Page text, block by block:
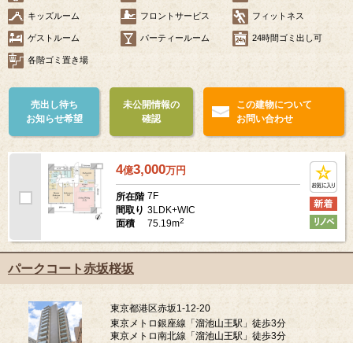
キッズルーム フロントサービス フィットネス
ゲストルーム パーティールーム 24時間ゴミ出し可
各階ゴミ置き場
売出し待ち
お知らせ希望
未公開情報の
確認
この建物について
お問い合わせ
4億3,000万円
所在階 7F
間取り 3LDK+WIC
面積
75.19m2
パークコート赤坂桜坂
東京都港区赤坂1-12-20
東京メトロ銀座線「溜池山王駅」徒歩3分
東京メトロ南北線「溜池山王駅」徒歩3分